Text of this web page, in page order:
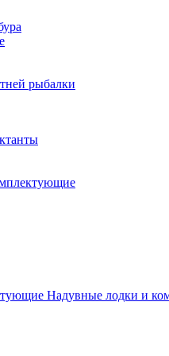
рыбалки
Надувные лодки и